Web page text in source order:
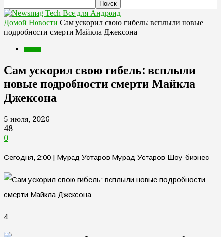
Все для Андроид
Домой Новости Сам ускорил свою гибель: всплыли новые
подробности смерти Майкла Джексона
Сам ускорил свою гибель: всплыли
новые подробности смерти Майкла
Джексона
5 июля, 2026
48
0
Сегодня, 2:00 | Мурад Устаров Мурад Устаров Шоу-бизнес
4